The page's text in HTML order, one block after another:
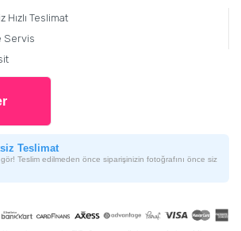
Hızlı Teslimat
Servis
Teslimat
Teslim edilmeden önce siparişinizin fotoğrafını önce siz